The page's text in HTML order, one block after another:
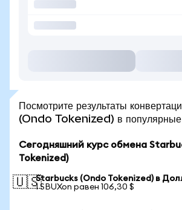
Посмотрите результаты
(Ondo Tokenized) в
Сегодняшний курс обмена
Tokenized)
🇺🇸Starbucks (Ondo Tokenized) в
1 SBUXon равен 106,30 $